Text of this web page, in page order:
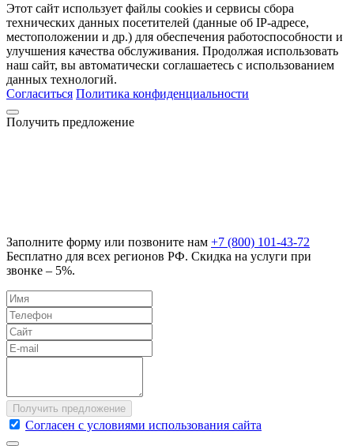
Этот сайт использует файлы cookies и сервисы сбора
технических данных посетителей (данные об IP-адресе,
местоположении и др.) для обеспечения работоспособности и
улучшения качества обслуживания. Продолжая использовать
наш сайт, вы автоматически соглашаетесь с использованием
данных технологий.
Согласиться Политика конфиденциальности
Получить предложение
Заполните форму или позвоните нам +7 (800) 101-43-72
Бесплатно для всех регионов РФ. Скидка на услуги при
звонке – 5%.
Согласен с условиями использования сайта